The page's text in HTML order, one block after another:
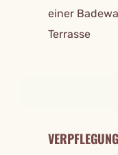
einer
Terrasse
VERPFLEGUNG